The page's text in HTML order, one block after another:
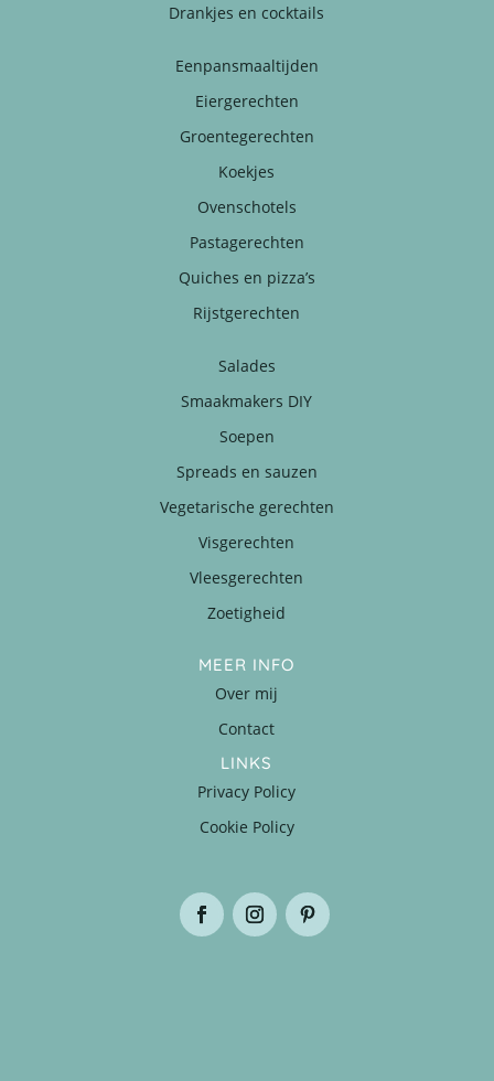
Drankjes en cocktails
Eenpansmaaltijden
Eiergerechten
Groentegerechten
Koekjes
Ovenschotels
Pastagerechten
Quiches en pizza’s
Rijstgerechten
Salades
Smaakmakers DIY
Soepen
Spreads en sauzen
Vegetarische gerechten
Visgerechten
Vleesgerechten
Zoetigheid
MEER INFO
Over mij
Contact
LINKS
Privacy Policy
Cookie Policy